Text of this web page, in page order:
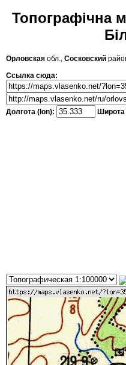
Топографічна
Орловская обл., Сосковский
Ссылка сюда:
Долгота (lon): Широта